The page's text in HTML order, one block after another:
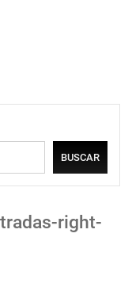
BUSCAR
right-